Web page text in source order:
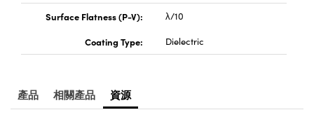
Components | SCHOTT 光
Surface Flatness (P-V):
λ/10
Coating Type:
Dielectric
產品 相關產品 資源